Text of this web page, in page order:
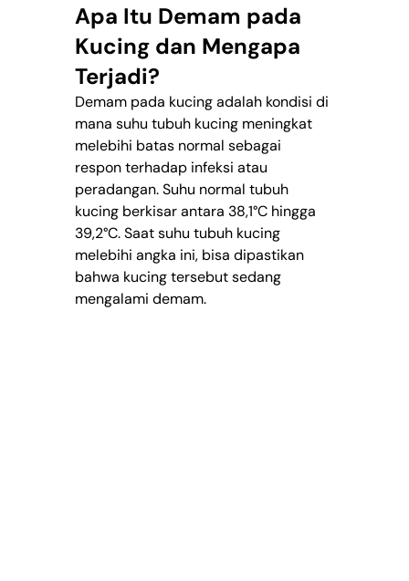
Apa Itu Demam pada
Kucing dan Mengapa
Terjadi?
Demam pada kucing adalah kondisi di
mana suhu tubuh kucing meningkat
melebihi batas normal sebagai
respon terhadap infeksi atau
peradangan. Suhu normal tubuh
kucing berkisar antara 38,1°C hingga
39,2°C. Saat suhu tubuh kucing
melebihi angka ini, bisa dipastikan
bahwa kucing tersebut sedang
mengalami demam.